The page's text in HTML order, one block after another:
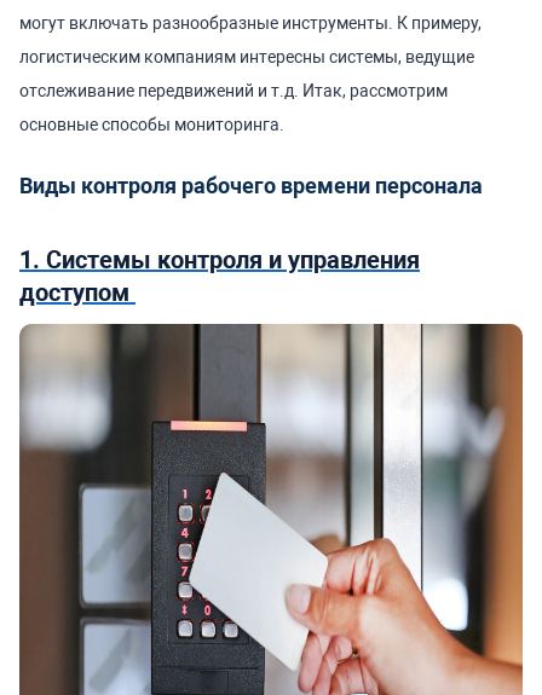
могут включать разнообразные инструменты. К примеру,
логистическим компаниям интересны системы, ведущие
отслеживание передвижений и т.д. Итак, рассмотрим
основные способы мониторинга.
Виды контроля рабочего времени персонала
1. Системы контроля и управления
доступом